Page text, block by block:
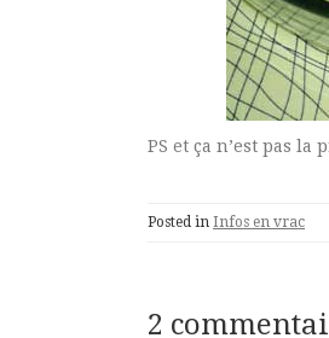
PS et ça n’est pas
Posted in Infos en vrac
2